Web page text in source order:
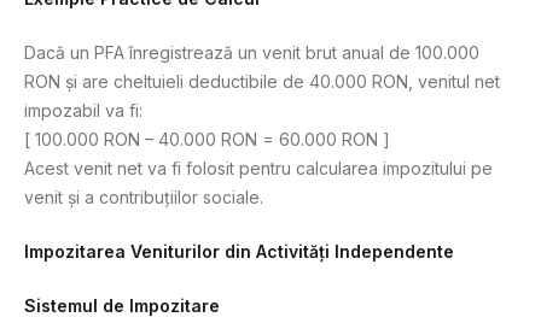
Dacă un PFA înregistrează un venit brut anual de 100.000
RON și are cheltuieli deductibile de 40.000 RON, venitul net
impozabil va fi:
[ 100.000 RON – 40.000 RON = 60.000 RON ]
Acest venit net va fi folosit pentru calcularea impozitului pe
venit și a contribuțiilor sociale.
Impozitarea Veniturilor din Activități Independente
Sistemul de Impozitare